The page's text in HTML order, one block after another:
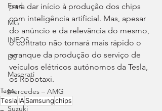
Ford
MG
INEOS
DS
Maserati
Mercedes – AMG
Suzuki
para dar início à produção dos chips
com inteligência artificial. Mas, apesar
do anúncio e da relevância do mesmo,
o contrato não tornará mais rápido o
arranque da produção do serviço de
veículos elétricos autónomos da Tesla,
os Robotaxi.
Tags:
TeslaIASamsungchips